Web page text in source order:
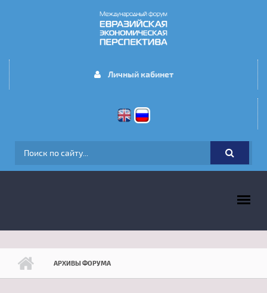
Личный кабинет
ФОРМА ПОИСКА
АРХИВЫ ФОРУМА